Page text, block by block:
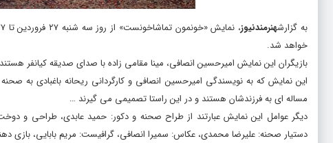
به گزارشهنرمندنیوز
خواهد شد.
بازیگران این نمایش امیرحسین انصافی، مینا مقامی زاده با صدای صدیقه کیانفر
این نمایش که به نویسندگی امیرحسین انصافی و کارگردانی ریحانه باغبادی به
مساله ای به فرزندشان هستند و در این راستا تصمیمی می گیرند …
دیگر عوامل این نمایش عبارتند از طراح صحنه و دکور: حمید عابدی، طراحی و
دستیار صحنه: علیرضا محمدی، عکاس: سمیرا انصافی، گرافیست: مریم بابایی، بازی